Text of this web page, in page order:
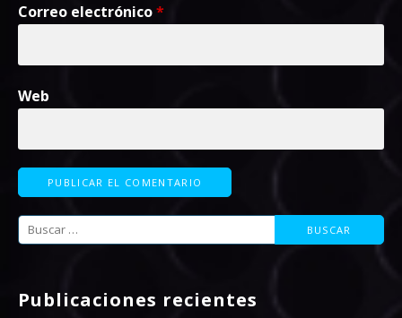
Correo electrónico*
Web
Buscar:
Publicaciones recientes